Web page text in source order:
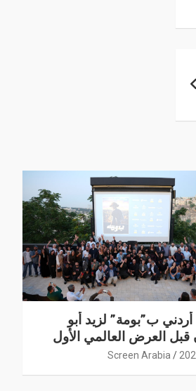
أردني ب”بومة” لزيد أبو
العرض العالمي الأول
Screen Arabia